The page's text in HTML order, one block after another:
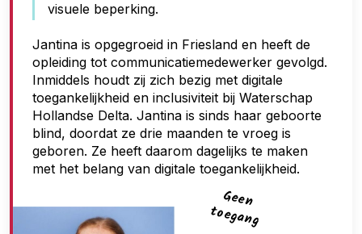
o
e
g
a
n
g
visuele beperking.
Jantina is opgegroeid in Friesland en heeft de
opleiding tot communicatiemedewerker gevolgd.
Inmiddels houdt zij zich bezig met digitale
toegankelijkheid en inclusiviteit bij Waterschap
Hollandse Delta. Jantina is sinds haar geboorte
blind, doordat ze drie maanden te vroeg is
geboren. Ze heeft daarom dagelijks te maken
met het belang van digitale toegankelijkheid.
G
een
toegan
g